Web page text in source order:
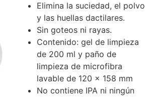
Elimina la suciedad, el polvo
y las huellas dactilares.
Sin goteos ni rayas.
Contenido: gel de limpieza
de 200 ml y paño de
limpieza de microfibra
lavable de 120 x 158 mm
No contiene IPA ni ningún